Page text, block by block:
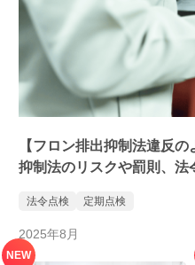
【フロン排出抑制法違反
抑制法のリスクや罰則、法
法令点検 定期点検
2025年8月
NEW